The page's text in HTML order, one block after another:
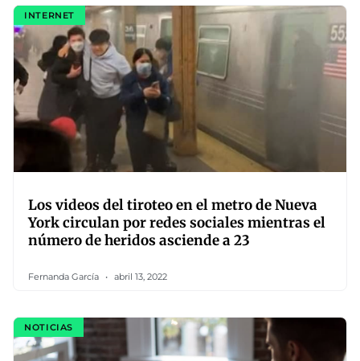
INTERNET
Los videos del tiroteo en el metro de Nueva
York circulan por redes sociales mientras el
número de heridos asciende a 23
Fernanda García abril 13, 2022
NOTICIAS